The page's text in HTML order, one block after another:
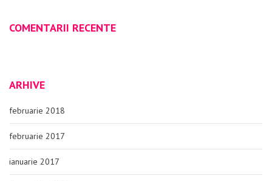
COMENTARII RECENTE
ARHIVE
februarie 2018
februarie 2017
ianuarie 2017